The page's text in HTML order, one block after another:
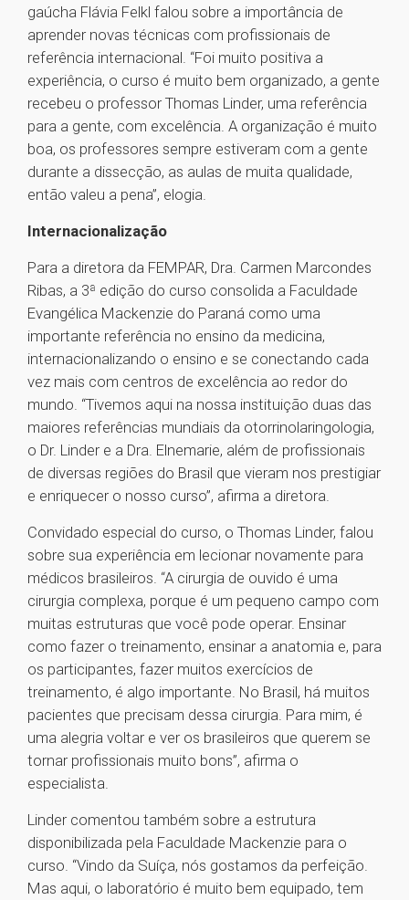
gaúcha Flávia Felkl falou sobre a importância de
aprender novas técnicas com profissionais de
referência internacional. “Foi muito positiva a
experiência, o curso é muito bem organizado, a gente
recebeu o professor Thomas Linder, uma referência
para a gente, com excelência. A organização é muito
boa, os professores sempre estiveram com a gente
durante a dissecção, as aulas de muita qualidade,
então valeu a pena”, elogia.
Internacionalização
Para a diretora da FEMPAR, Dra. Carmen Marcondes
Ribas, a 3ª edição do curso consolida a Faculdade
Evangélica Mackenzie do Paraná como uma
importante referência no ensino da medicina,
internacionalizando o ensino e se conectando cada
vez mais com centros de excelência ao redor do
mundo. “Tivemos aqui na nossa instituição duas das
maiores referências mundiais da otorrinolaringologia,
o Dr. Linder e a Dra. Elnemarie, além de profissionais
de diversas regiões do Brasil que vieram nos prestigiar
e enriquecer o nosso curso”, afirma a diretora.
Convidado especial do curso, o Thomas Linder, falou
sobre sua experiência em lecionar novamente para
médicos brasileiros. “A cirurgia de ouvido é uma
cirurgia complexa, porque é um pequeno campo com
muitas estruturas que você pode operar. Ensinar
como fazer o treinamento, ensinar a anatomia e, para
os participantes, fazer muitos exercícios de
treinamento, é algo importante. No Brasil, há muitos
pacientes que precisam dessa cirurgia. Para mim, é
uma alegria voltar e ver os brasileiros que querem se
tornar profissionais muito bons”, afirma o
especialista.
Linder comentou também sobre a estrutura
disponibilizada pela Faculdade Mackenzie para o
curso. “Vindo da Suíça, nós gostamos da perfeição.
Mas aqui, o laboratório é muito bem equipado, tem